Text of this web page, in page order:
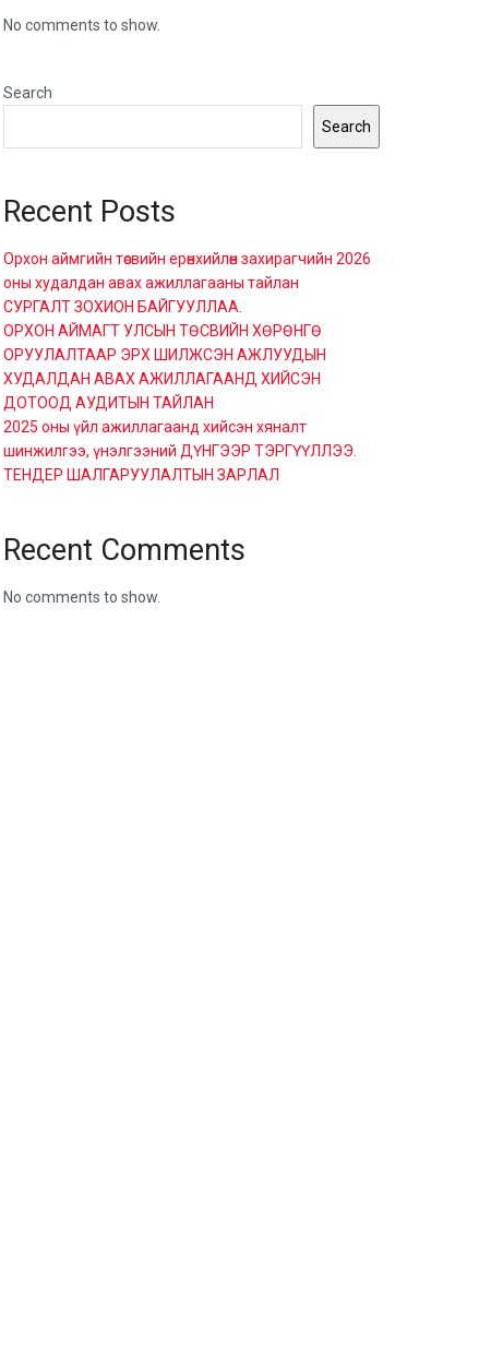
No comments to show.
Search
Search
Recent Posts
Орхон аймгийн төсвийн ерөнхийлөн захирагчийн 2026
оны худалдан авах ажиллагааны тайлан
СУРГАЛТ ЗОХИОН БАЙГУУЛЛАА.
ОРХОН АЙМАГТ УЛСЫН ТӨСВИЙН ХӨРӨНГӨ
ОРУУЛАЛТААР ЭРХ ШИЛЖСЭН АЖЛУУДЫН
ХУДАЛДАН АВАХ АЖИЛЛАГААНД ХИЙСЭН
ДОТООД АУДИТЫН ТАЙЛАН
2025 оны үйл ажиллагаанд хийсэн хяналт
шинжилгээ, үнэлгээний ДҮНГЭЭР ТЭРГҮҮЛЛЭЭ.
ТЕНДЕР ШАЛГАРУУЛАЛТЫН ЗАРЛАЛ
Recent Comments
No comments to show.